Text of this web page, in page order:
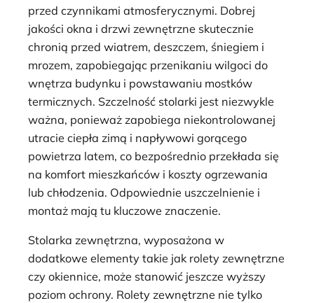
przed czynnikami atmosferycznymi. Dobrej
jakości okna i drzwi zewnętrzne skutecznie
chronią przed wiatrem, deszczem, śniegiem i
mrozem, zapobiegając przenikaniu wilgoci do
wnętrza budynku i powstawaniu mostków
termicznych. Szczelność stolarki jest niezwykle
ważna, ponieważ zapobiega niekontrolowanej
utracie ciepła zimą i napływowi gorącego
powietrza latem, co bezpośrednio przekłada się
na komfort mieszkańców i koszty ogrzewania
lub chłodzenia. Odpowiednie uszczelnienie i
montaż mają tu kluczowe znaczenie.
Stolarka zewnętrzna, wyposażona w
dodatkowe elementy takie jak rolety zewnętrzne
czy okiennice, może stanowić jeszcze wyższy
poziom ochrony. Rolety zewnętrzne nie tylko